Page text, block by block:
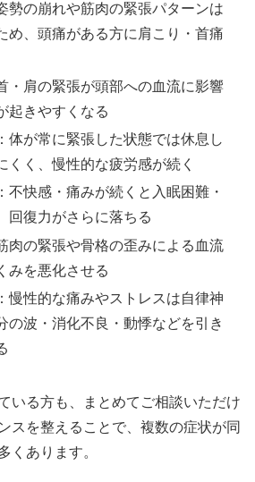
勢の崩れや筋肉の緊張パターンは
め、頭痛がある方に肩こり・首痛
・肩の緊張が頭部への血流に影響
起きやすくなる
：体が常に緊張した状態では休息し
くく、慢性的な疲労感が続く
：不快感・痛みが続くと入眠困難・
回復力がさらに落ちる
肉の緊張や骨格の歪みによる血流
みを悪化させる
：慢性的な痛みやストレスは自律神
の波・消化不良・動悸などを引き
いる方も、まとめてご相談いただけ
スを整えることで、複数の症状が同
くあります。